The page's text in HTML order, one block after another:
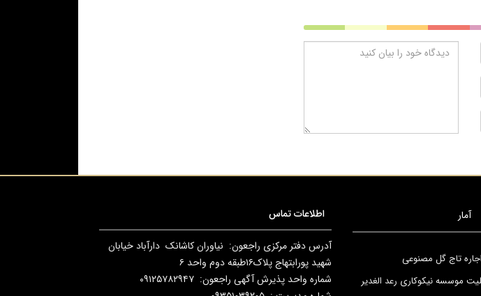
آمار
تاج گل مصنوعی
موسسه نیکوکاری رعد الغدیر
اطلاعات تماس
آدرس دفتر مرکزی راجعون: نیاوران کاشانک دارآباد خیابان
شهید پورابتهاج پلاک۱۶طبقه دوم واحد ۶
شماره واحد پذیرش آگهی راجعون: ۰۹۱۲۵۷۸۲۹۴۷